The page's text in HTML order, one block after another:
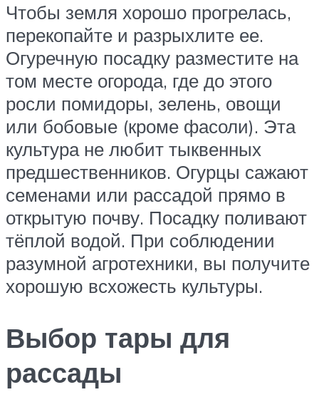
Чтобы земля хорошо прогрелась,
перекопайте и разрыхлите ее.
Огуречную посадку разместите на
том месте огорода, где до этого
росли помидоры, зелень, овощи
или бобовые (кроме фасоли). Эта
культура не любит тыквенных
предшественников. Огурцы сажают
семенами или рассадой прямо в
открытую почву. Посадку поливают
тёплой водой. При соблюдении
разумной агротехники, вы получите
хорошую всхожесть культуры.
Выбор тары для
рассады